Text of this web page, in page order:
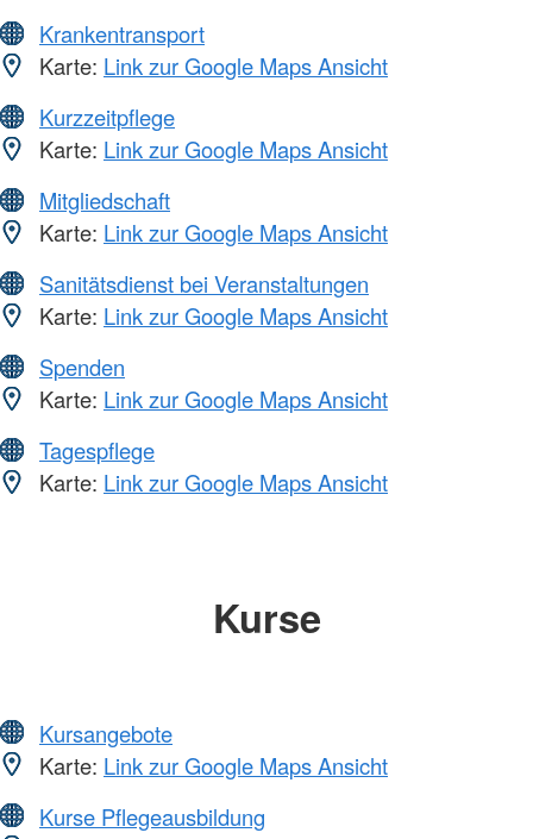
Krankentransport
Karte: Link zur Google Maps Ansicht
Kurzzeitpflege
Karte: Link zur Google Maps Ansicht
Mitgliedschaft
Karte: Link zur Google Maps Ansicht
Sanitätsdienst bei Veranstaltungen
Karte: Link zur Google Maps Ansicht
Spenden
Karte: Link zur Google Maps Ansicht
Tagespflege
Karte: Link zur Google Maps Ansicht
Kurse
Kursangebote
Karte: Link zur Google Maps Ansicht
Kurse Pflegeausbildung